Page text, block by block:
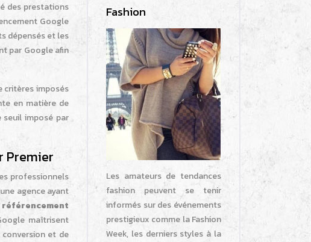
des prestations
Google
dépensés et les
par Google afin
critères imposés
en matière de
seuil imposé par
Premier
professionnels
agence ayant
référencement
maîtrisent
et de
Fashion
Les amateurs de tendances
fashion peuvent se tenir
informés sur des événements
prestigieux comme la Fashion
Week, les derniers styles à la